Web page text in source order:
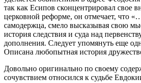
так как Есипов сконцентрировал свое
церковной реформе, он отмечает, что
самодержца, смело высказывая свою
история следствия и суда над
дополнения. Следует упомянуть еще
Описана любопытная история
Довольно оригинально по своему
сочувствием относился к судьбе